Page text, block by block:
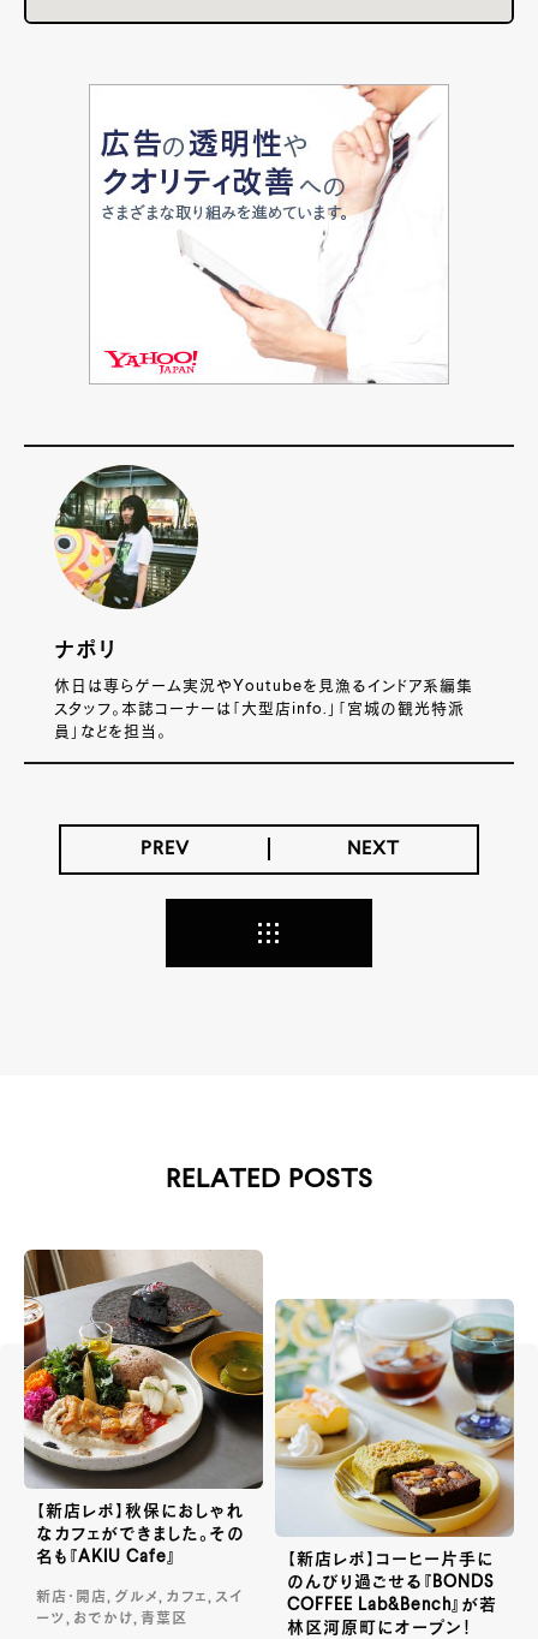
ナポリ
休日は専らゲーム実況やYoutubeを見漁るインドア系編集
スタッフ。本誌コーナーは「大型店info.」「宮城の観光特派
員」などを担当。
PREV NEXT
RELATED POSTS
【新店レポ】秋保におしゃれ
なカフェができました。その
名も『AKIU Cafe』
新店・開店, グルメ, カフェ, スイ
ーツ, おでかけ, 青葉区
【新店レポ】コーヒー片手に
のんびり過ごせる『BONDS
COFFEE Lab&Bench』が若
林区河原町にオープン！